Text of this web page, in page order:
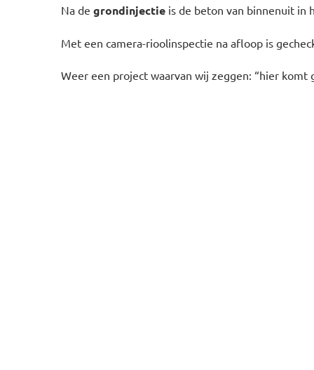
Na de grondinjectie is de beton van binnenuit in
Met een camera-rioolinspectie na afloop is
Weer een project waarvan wij zeggen: “hier komt